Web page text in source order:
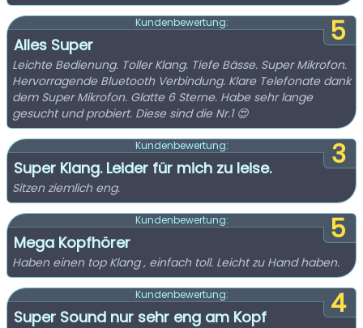
5
Kundenbewertung:
Alles Super
Leichte Bedienung. Toller Klang. Tiefe Bässe. Super Mikrofon.
Hervorragende Bluetooth Verbindung. Klare Telefonate dank
dem Super Mikrofon. Glatte 6 Sterne. Habe sehr lange
gesucht und probiert. Diese sind die Nr.1 😍
3
Kundenbewertung:
Super Klang. Leider für mich zu leise.
Sitzen ziemlich eng.
5
Kundenbewertung:
Mega Kopfhörer
Haben einen top Klang , einfach toll. Leicht zu Hand haben.
4
Kundenbewertung:
Super Sound nur sehr eng am Kopf